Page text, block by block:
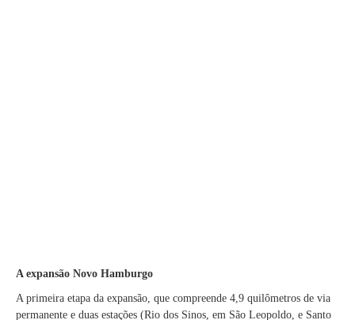
A expansão Novo Hamburgo
A primeira etapa da expansão, que compreende 4,9 quilômetros de via
permanente e duas estações (Rio dos Sinos, em São Leopoldo, e Santo